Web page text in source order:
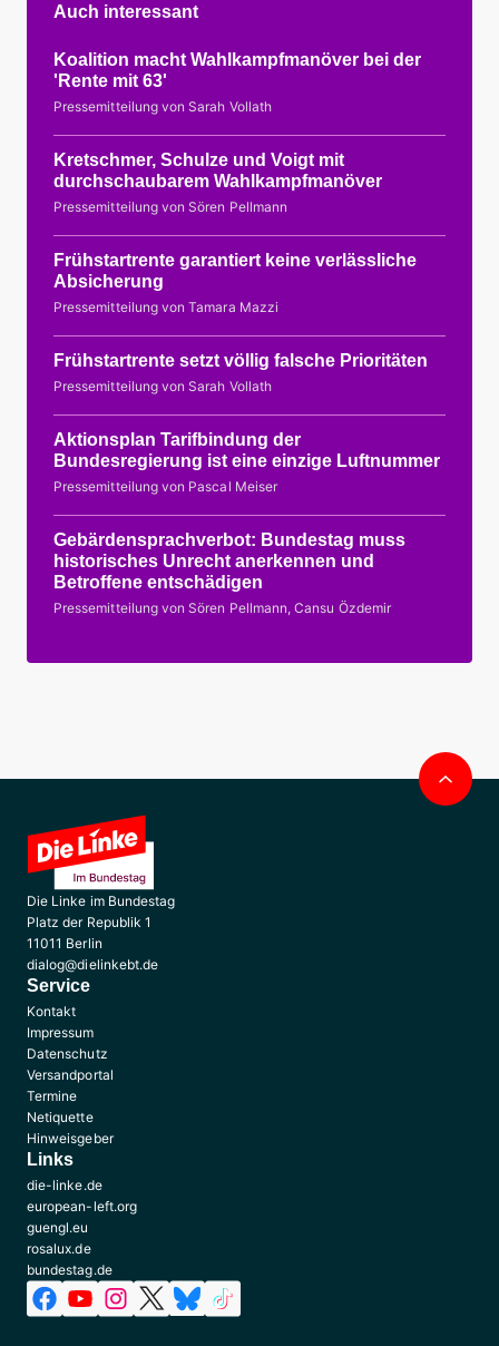
Auch interessant
Koalition macht Wahlkampfmanöver bei der
'Rente mit 63'
Pressemitteilung von Sarah Vollath
Kretschmer, Schulze und Voigt mit
durchschaubarem Wahlkampfmanöver
Pressemitteilung von Sören Pellmann
Frühstartrente garantiert keine verlässliche
Absicherung
Pressemitteilung von Tamara Mazzi
Frühstartrente setzt völlig falsche Prioritäten
Pressemitteilung von Sarah Vollath
Aktionsplan Tarifbindung der
Bundesregierung ist eine einzige Luftnummer
Pressemitteilung von Pascal Meiser
Gebärdensprachverbot: Bundestag muss
historisches Unrecht anerkennen und
Betroffene entschädigen
Pressemitteilung von Sören Pellmann, Cansu Özdemir
Die Linke im Bundestag
Platz der Republik 1
11011 Berlin
dialog@dielinkebt.de
Service
Kontakt
Impressum
Datenschutz
Versandportal
Termine
Netiquette
Hinweisgeber
Links
die-linke.de
european-left.org
guengl.eu
rosalux.de
bundestag.de